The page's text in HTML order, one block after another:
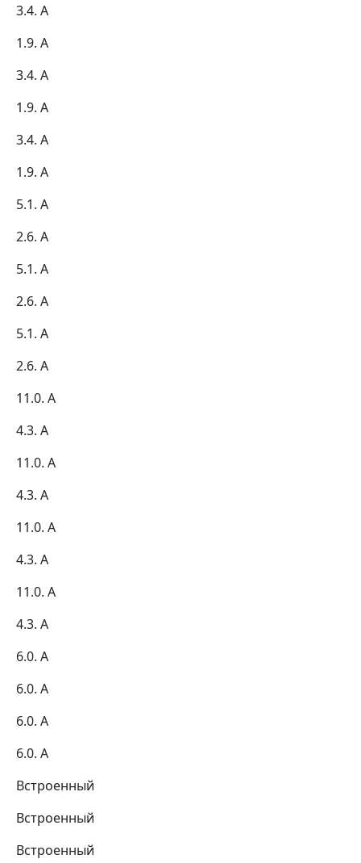
3.4. А
1.9. А
3.4. А
1.9. А
3.4. А
1.9. А
5.1. А
2.6. А
5.1. А
2.6. А
5.1. А
2.6. А
11.0. А
4.3. А
11.0. А
4.3. А
11.0. А
4.3. А
11.0. А
4.3. А
6.0. А
6.0. А
6.0. А
6.0. А
Встроенный
Встроенный
Встроенный